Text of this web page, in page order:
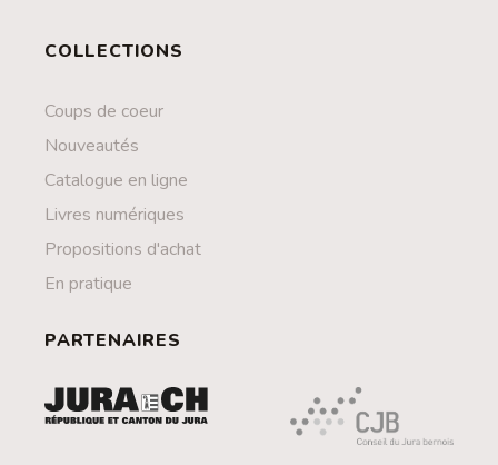
COLLECTIONS
Coups de coeur
Nouveautés
Catalogue en ligne
Livres numériques
Propositions d'achat
En pratique
PARTENAIRES